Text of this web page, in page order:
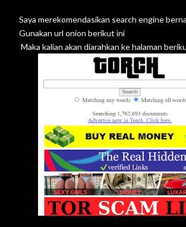
Saya merekomendasikan search engine
Gunakan url onion berikut ini
Maka kalian akan diarahkan ke halaman